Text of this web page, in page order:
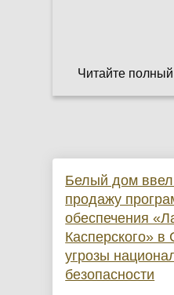
Читайте
Белый дом ввел
продажу
обеспечения
Касперского»
угрозы
безопасности